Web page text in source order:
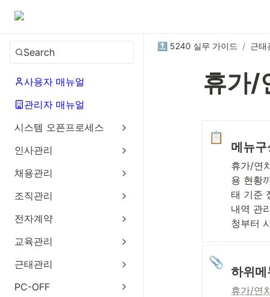
Search
사용자 매뉴얼
관리자 매뉴얼
시스템 오픈프로세스
인사관리
채용관리
조직관리
전자계약
교육관리
근태관리
PC-OFF
🔝 5240 실무 가이드 / 근태
휴가/
📋
메뉴구
휴가/연
용 현황
태 기준
내역 관
청부터
📎
하위메
휴가/연